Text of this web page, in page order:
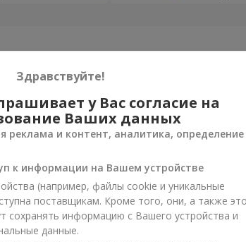
Фотогалерея
Здравствуйте!
у Вас согласие на
Ваших данных
реклама и контент, аналитика, определение
к информации на Вашем устройстве
(например, файлы cookie и уникальные
поставщикам. Кроме того, они, а также
сохранять информацию с Вашего устройства и
данные.